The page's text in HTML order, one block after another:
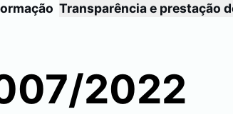
Transparência e prestação
007/2022